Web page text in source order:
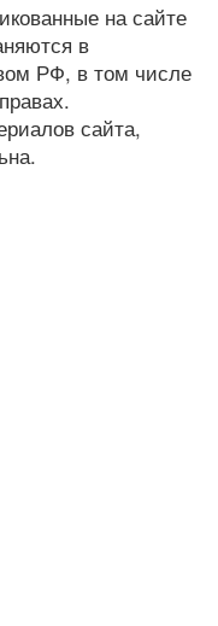
на сайте
в
РФ, в том числе
сайта,